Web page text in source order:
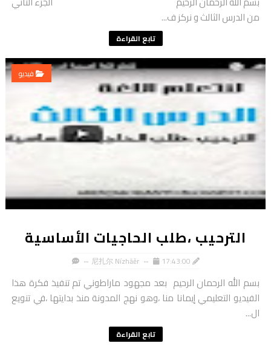
من الدرس الثالث و نركز ف...
تابع القراءة
فيديو
الترحيب ،طلب الحاجيات الأساسية
尼扎尔 Nízhāěr 17:43:00
بسم الله الرحمان الرحيم بعد مجهود ماراطوني تم تنفيذ فكرة هذا
الفيديو التعليمي إيمانا منا ،وهو نهج المدونة منذ بدايتها ،في تنويع
ال...
تابع القراءة